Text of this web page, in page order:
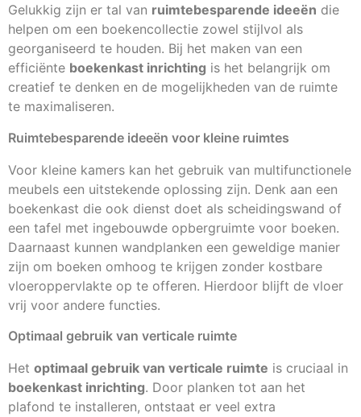
Gelukkig zijn er tal van ruimtebesparende ideeën die
helpen om een boekencollectie zowel stijlvol als
georganiseerd te houden. Bij het maken van een
efficiënte boekenkast inrichting is het belangrijk om
creatief te denken en de mogelijkheden van de ruimte
te maximaliseren.
Ruimtebesparende ideeën voor kleine ruimtes
Voor kleine kamers kan het gebruik van multifunctionele
meubels een uitstekende oplossing zijn. Denk aan een
boekenkast die ook dienst doet als scheidingswand of
een tafel met ingebouwde opbergruimte voor boeken.
Daarnaast kunnen wandplanken een geweldige manier
zijn om boeken omhoog te krijgen zonder kostbare
vloeroppervlakte op te offeren. Hierdoor blijft de vloer
vrij voor andere functies.
Optimaal gebruik van verticale ruimte
Het optimaal gebruik van verticale ruimte is cruciaal in
boekenkast inrichting. Door planken tot aan het
plafond te installeren, ontstaat er veel extra